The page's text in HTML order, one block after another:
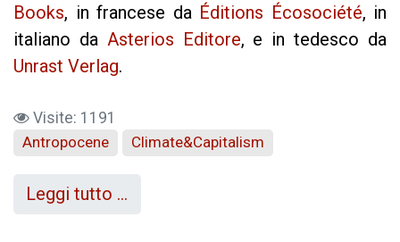
Books, in francese da Éditions Écosociété, in
italiano da Asterios Editore, e in tedesco da
Unrast Verlag.
Visite: 1191
Antropocene
Climate&Capitalism
Leggi tutto …